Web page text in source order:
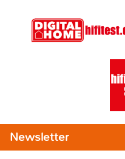
Newsletter